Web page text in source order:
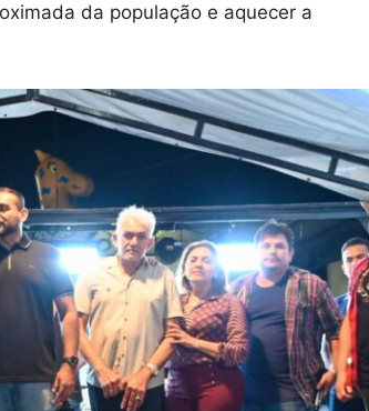
da população e aquecer a